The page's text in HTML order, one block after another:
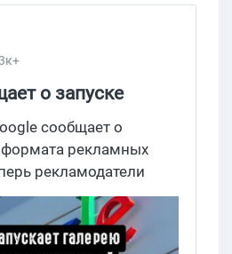
о запуске
рекламных
сообщает о
формата рекламных
рекламодатели
в одно объявление до
Запуск нового
на этот год.